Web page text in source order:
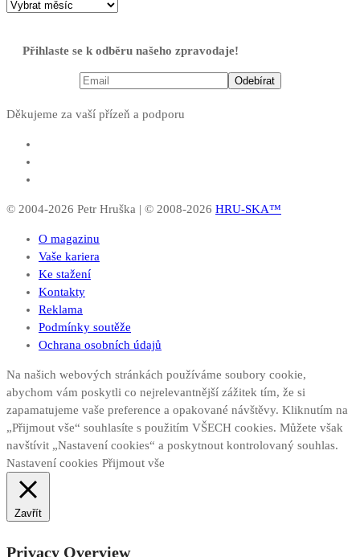
Přihlaste se k odběru našeho zpravodaje!
Děkujeme za vaší přízeň a podporu
© 2004-2026 Petr Hruška | © 2008-2026 HRU-SKA™
O magazinu
Vaše kariera
Ke stažení
Kontakty
Reklama
Podmínky soutěže
Ochrana osobních údajů
Na našich webových stránkách používáme soubory cookie,
abychom vám poskytli co nejrelevantnější zážitek tím, že si
zapamatujeme vaše preference a opakované návštěvy. Kliknutím na
„Přijmout vše“ souhlasíte s použitím VŠECH cookies. Můžete však
navštívit „Nastavení cookies“ a poskytnout kontrolovaný souhlas.
Nastavení cookies Přijmout vše
Zavřít
Privacy Overview